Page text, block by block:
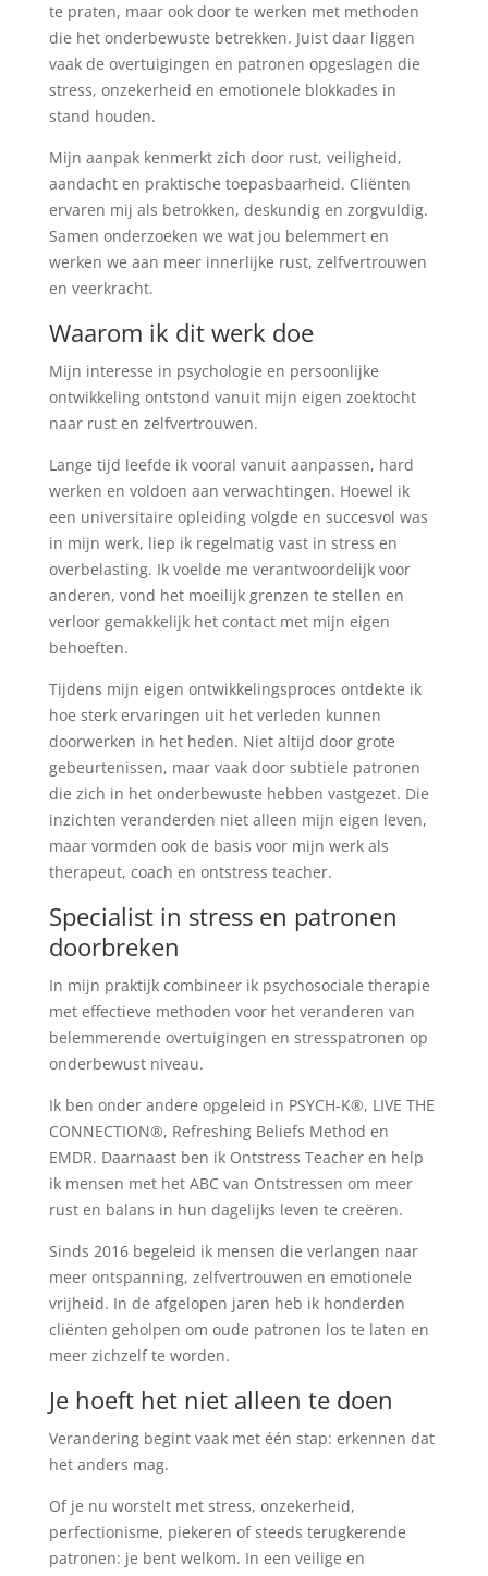
te praten, maar ook door te werken met methoden
die het onderbewuste betrekken. Juist daar liggen
vaak de overtuigingen en patronen opgeslagen die
stress, onzekerheid en emotionele blokkades in
stand houden.
Mijn aanpak kenmerkt zich door rust, veiligheid,
aandacht en praktische toepasbaarheid. Cliënten
ervaren mij als betrokken, deskundig en zorgvuldig.
Samen onderzoeken we wat jou belemmert en
werken we aan meer innerlijke rust, zelfvertrouwen
en veerkracht.
Waarom ik dit werk doe
Mijn interesse in psychologie en persoonlijke
ontwikkeling ontstond vanuit mijn eigen zoektocht
naar rust en zelfvertrouwen.
Lange tijd leefde ik vooral vanuit aanpassen, hard
werken en voldoen aan verwachtingen. Hoewel ik
een universitaire opleiding volgde en succesvol was
in mijn werk, liep ik regelmatig vast in stress en
overbelasting. Ik voelde me verantwoordelijk voor
anderen, vond het moeilijk grenzen te stellen en
verloor gemakkelijk het contact met mijn eigen
behoeften.
Tijdens mijn eigen ontwikkelingsproces ontdekte ik
hoe sterk ervaringen uit het verleden kunnen
doorwerken in het heden. Niet altijd door grote
gebeurtenissen, maar vaak door subtiele patronen
die zich in het onderbewuste hebben vastgezet. Die
inzichten veranderden niet alleen mijn eigen leven,
maar vormden ook de basis voor mijn werk als
therapeut, coach en ontstress teacher.
Specialist in stress en patronen
doorbreken
In mijn praktijk combineer ik psychosociale therapie
met effectieve methoden voor het veranderen van
belemmerende overtuigingen en stresspatronen op
onderbewust niveau.
Ik ben onder andere opgeleid in PSYCH-K®, LIVE THE
CONNECTION®, Refreshing Beliefs Method en
EMDR. Daarnaast ben ik Ontstress Teacher en help
ik mensen met het ABC van Ontstressen om meer
rust en balans in hun dagelijks leven te creëren.
Sinds 2016 begeleid ik mensen die verlangen naar
meer ontspanning, zelfvertrouwen en emotionele
vrijheid. In de afgelopen jaren heb ik honderden
cliënten geholpen om oude patronen los te laten en
meer zichzelf te worden.
Je hoeft het niet alleen te doen
Verandering begint vaak met één stap: erkennen dat
het anders mag.
Of je nu worstelt met stress, onzekerheid,
perfectionisme, piekeren of steeds terugkerende
patronen: je bent welkom. In een veilige en